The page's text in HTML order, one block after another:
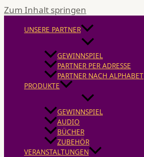
Zum Inhalt springen
UNSERE PARTNER
GEWINNSPIEL
PARTNER PER ADRESSE
PARTNER NACH ALPHABET
PRODUKTE
GEWINNSPIEL
AUDIO
BÜCHER
ZUBEHÖR
VERANSTALTUNGEN